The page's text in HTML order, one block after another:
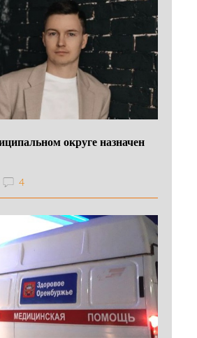
округе назначен
4